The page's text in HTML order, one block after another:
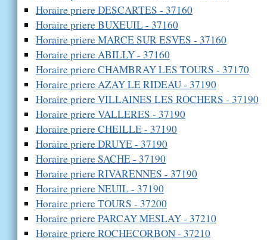
Horaire priere DESCARTES - 37160
Horaire priere BUXEUIL - 37160
Horaire priere MARCE SUR ESVES - 37160
Horaire priere ABILLY - 37160
Horaire priere CHAMBRAY LES TOURS - 37170
Horaire priere AZAY LE RIDEAU - 37190
Horaire priere VILLAINES LES ROCHERS - 37190
Horaire priere VALLERES - 37190
Horaire priere CHEILLE - 37190
Horaire priere DRUYE - 37190
Horaire priere SACHE - 37190
Horaire priere RIVARENNES - 37190
Horaire priere NEUIL - 37190
Horaire priere TOURS - 37200
Horaire priere PARCAY MESLAY - 37210
Horaire priere ROCHECORBON - 37210